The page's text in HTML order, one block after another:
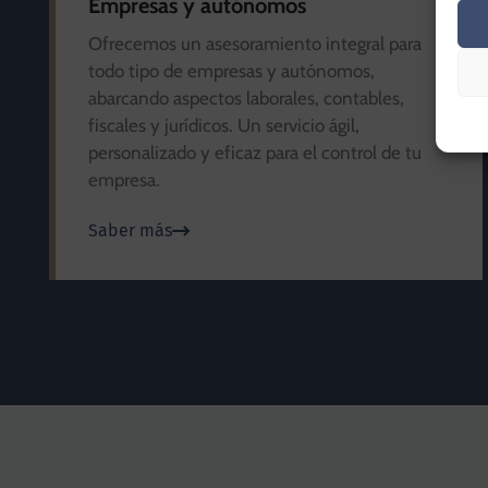
Empresas y autónomos
Ofrecemos un asesoramiento integral para
todo tipo de empresas y autónomos,
abarcando aspectos laborales, contables,
fiscales y jurídicos. Un servicio ágil,
personalizado y eficaz para el control de tu
empresa.
Saber más